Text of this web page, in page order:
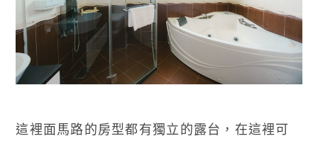
這裡面馬路的房型都有獨立的露台，在這裡可